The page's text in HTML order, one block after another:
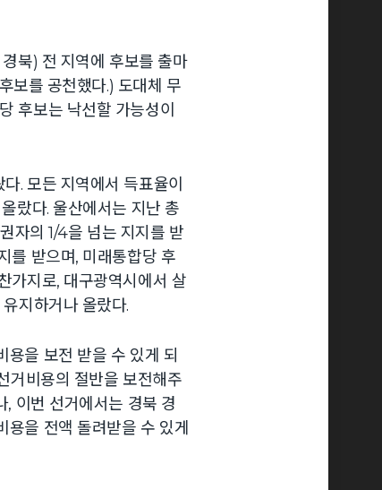
북) 전 지역에 후보를 출마
보를 공천했다.) 도대체 무
후보는 낙선할 가능성이
. 모든 지역에서 득표율이
랐다. 울산에서는 지난 총
자의 1/4을 넘는 지지를 받
를 받으며, 미래통합당 후
가지로, 대구광역시에서 살
지하거나 올랐다.
용을 보전 받을 수 있게 되
거비용의 절반을 보전해주
, 이번 선거에서는 경북 경
용을 전액 돌려받을 수 있게